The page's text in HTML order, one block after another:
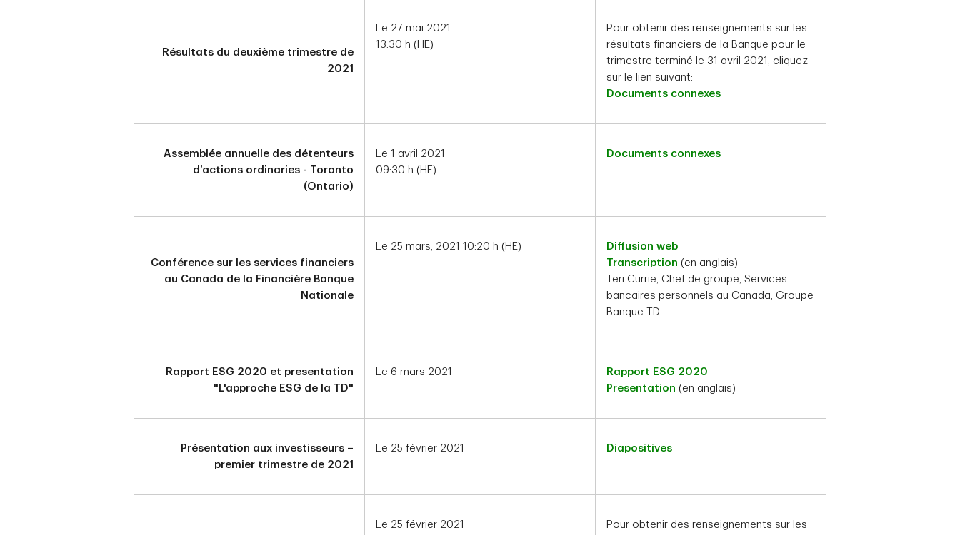
Résultats du deuxième trimestre de
2021
Le 27 mai 2021
13:30 h (HE)
Pour obtenir des renseignements sur les
résultats financiers de la Banque pour le
trimestre terminé le 31 avril 2021, cliquez
sur le lien suivant:
Documents connexes
Assemblée annuelle des détenteurs
d’actions ordinaries - Toronto
(Ontario)
Le 1 avril 2021
09:30 h (HE)
Documents connexes
Conférence sur les services financiers
au Canada de la Financière Banque
Nationale
Le 25 mars, 2021 10:20 h (HE)
Diffusion web
Transcription (en anglais)
Teri Currie, Chef de groupe, Services
bancaires personnels au Canada, Groupe
Banque TD
Rapport ESG 2020 et presentation
"L'approche ESG de la TD"
Le 6 mars 2021
Rapport ESG 2020
Presentation (en anglais)
Présentation aux investisseurs –
premier trimestre de 2021
Le 25 février 2021 Diapositives
Le 25 février 2021
Pour obtenir des renseignements sur les